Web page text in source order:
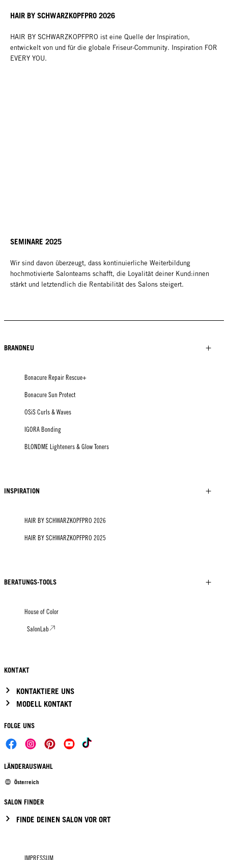
SEMINARE 2025
Wir sind davon überzeugt, dass kontinuierliche Weiterbildung
hochmotivierte Salonteams schafft, die Loyalität deiner Kund:innen
stärkt und letztendlich die Rentabilität des Salons steigert.
HAIR BY SCHWARZKOPFPRO 2026
HAIR BY SCHWARZKOPFPRO ist eine Quelle der Inspiration,
entwickelt von und für die globale Friseur-Community. Inspiration FOR
EVERY YOU.
BRANDNEU
Bonacure Repair Rescue+
Bonacure Sun Protect
OSiS Curls & Waves
IGORA Bonding
BLONDME Lighteners & Glow Toners
INSPIRATION
HAIR BY SCHWARZKOPFPRO 2026
HAIR BY SCHWARZKOPFPRO 2025
BERATUNGS-TOOLS
House of Color
SalonLab
KONTAKT
KONTAKTIERE UNS
MODELL KONTAKT
FOLGE UNS
LÄNDERAUSWAHL
Österreich
SALON FINDER
FINDE DEINEN SALON VOR ORT
IMPRESSUM